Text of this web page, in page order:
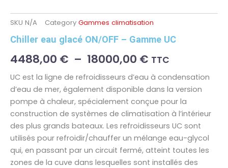
SKU N/A Category Gammes climatisation
Chiller eau glacé ON/OFF – Gamme UC
4488,00 € – 18000,00 € Plage
de
prix :
4488,00 €
à
18000,00 €
TTC
UC est la ligne de refroidisseurs d’eau à condensation
d’eau de mer, également disponible dans la version
pompe à chaleur, spécialement conçue pour la
construction de systèmes de climatisation à l’intérieur
des plus grands bateaux. Les refroidisseurs UC sont
utilisés pour refroidir/chauffer un mélange eau-glycol
qui, en passant par un circuit fermé, atteint toutes les
zones de la cuve dans lesquelles sont installés des